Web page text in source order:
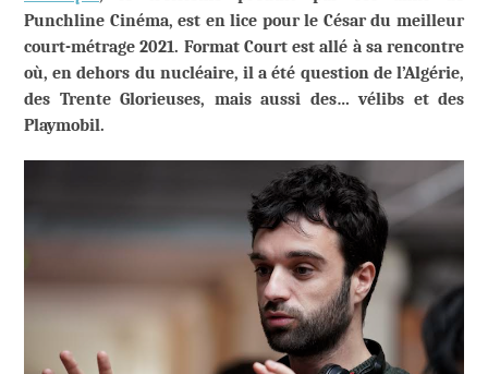
Punchline Cinéma, est en lice pour le César du meilleur
court-métrage 2021. Format Court est allé à sa rencontre
où, en dehors du nucléaire, il a été question de l’Algérie,
des Trente Glorieuses, mais aussi des… vélibs et des
Playmobil.